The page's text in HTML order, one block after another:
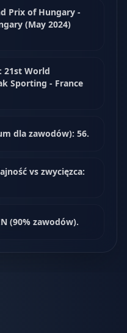
Prix of Hungary -
(May 2024)
21st World
Sporting - France
dla zawodów): 56.
vs zwycięzca:
(90% zawodów).